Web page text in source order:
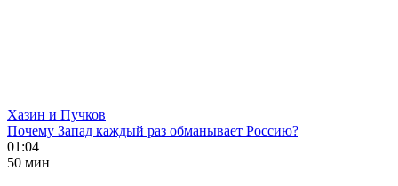
Хазин и Пучков
Почему Запад каждый раз обманывает Россию?
01:04
50 мин